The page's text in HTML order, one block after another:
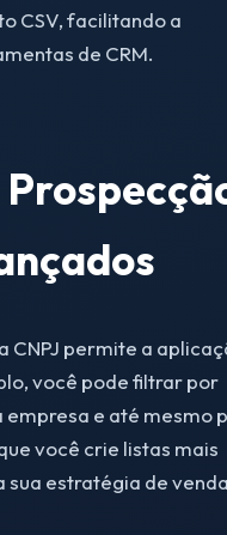
CSV, facilitando a
de CRM.
CNPJ permite a
você pode filtrar por
e até mesmo
você crie listas mais
estratégia de